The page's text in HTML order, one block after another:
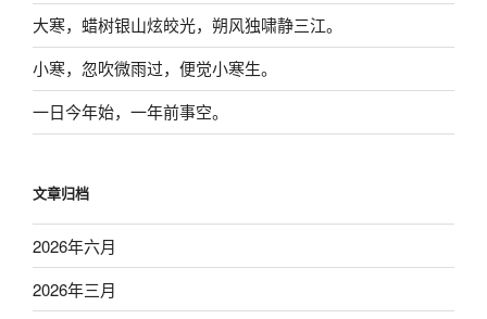
大寒，蜡树银山炫皎光，朔风独啸静三江。
小寒，忽吹微雨过，便觉小寒生。
一日今年始，一年前事空。
文章归档
2026年六月
2026年三月